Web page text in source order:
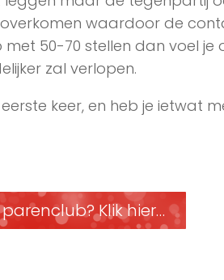
waardoor de
50-70 stellen dan voel je
zal verlopen.
keer, en heb je ietwat
Klik hier…